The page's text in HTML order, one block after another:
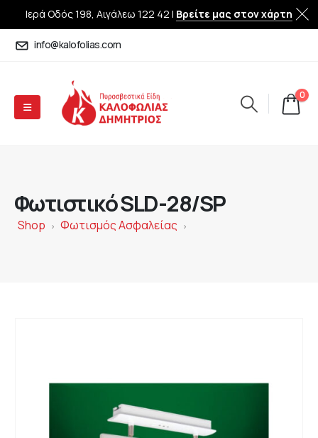
Ιερά Οδός 198, Αιγάλεω 122 42 | Βρείτε μας στον χάρτη
info@kalofolias.com
0
Φωτιστικό SLD-28/SP
Shop > Φωτισμός Ασφαλείας >